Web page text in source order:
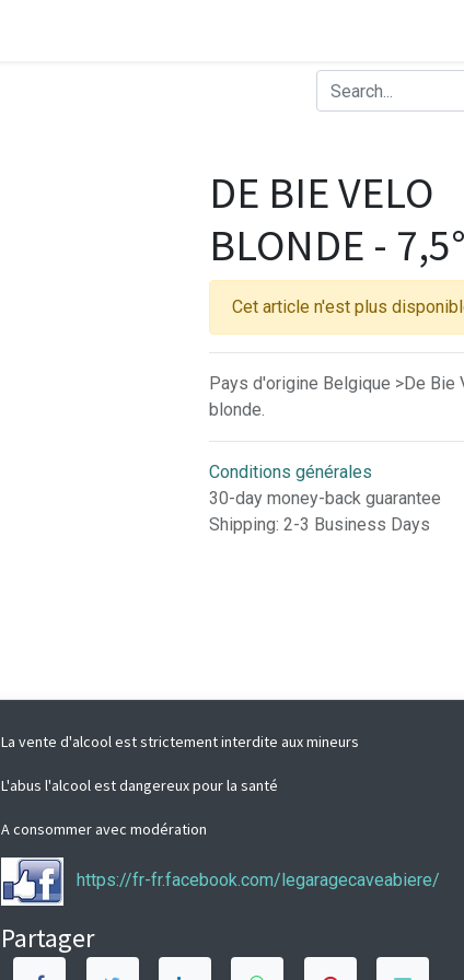
DE BIE VELO
BLONDE -
Cet article n'est plus
Pays d'origine Belgique >De Bie
blonde.
Conditions générales
30-day money-back guarantee
Shipping: 2-3 Business Days
La vente d'alcool est strictement interdite aux mineurs
L'abus l'alcool est dangereux pour la santé
A consommer avec modération
https://fr-fr.facebook.com/legaragecaveabiere/
Partager